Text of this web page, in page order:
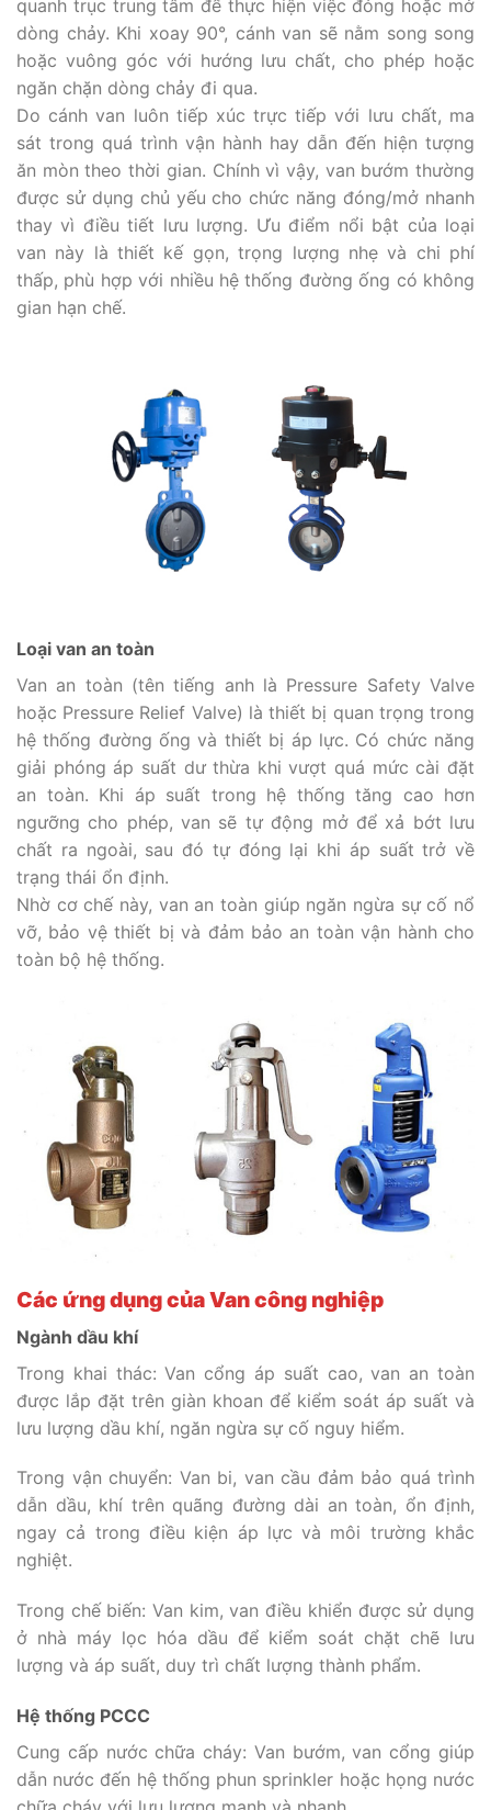
quanh trục trung tâm để thực hiện việc đóng hoặc mở
dòng chảy. Khi xoay 90°, cánh van sẽ nằm song song
hoặc vuông góc với hướng lưu chất, cho phép hoặc
ngăn chặn dòng chảy đi qua.
Do cánh van luôn tiếp xúc trực tiếp với lưu chất, ma
sát trong quá trình vận hành hay dẫn đến hiện tượng
ăn mòn theo thời gian. Chính vì vậy, van bướm thường
được sử dụng chủ yếu cho chức năng đóng/mở nhanh
thay vì điều tiết lưu lượng. Ưu điểm nổi bật của loại
van này là thiết kế gọn, trọng lượng nhẹ và chi phí
thấp, phù hợp với nhiều hệ thống đường ống có không
gian hạn chế.
Loại van an toàn
Van an toàn (tên tiếng anh là Pressure Safety Valve
hoặc Pressure Relief Valve) là thiết bị quan trọng trong
hệ thống đường ống và thiết bị áp lực. Có chức năng
giải phóng áp suất dư thừa khi vượt quá mức cài đặt
an toàn. Khi áp suất trong hệ thống tăng cao hơn
ngưỡng cho phép, van sẽ tự động mở để xả bớt lưu
chất ra ngoài, sau đó tự đóng lại khi áp suất trở về
trạng thái ổn định.
Nhờ cơ chế này, van an toàn giúp ngăn ngừa sự cố nổ
vỡ, bảo vệ thiết bị và đảm bảo an toàn vận hành cho
toàn bộ hệ thống.
Các ứng dụng của Van công nghiệp
Ngành dầu khí
Trong khai thác: Van cổng áp suất cao, van an toàn
được lắp đặt trên giàn khoan để kiểm soát áp suất và
lưu lượng dầu khí, ngăn ngừa sự cố nguy hiểm.
Trong vận chuyển: Van bi, van cầu đảm bảo quá trình
dẫn dầu, khí trên quãng đường dài an toàn, ổn định,
ngay cả trong điều kiện áp lực và môi trường khắc
nghiệt.
Trong chế biến: Van kim, van điều khiển được sử dụng
ở nhà máy lọc hóa dầu để kiểm soát chặt chẽ lưu
lượng và áp suất, duy trì chất lượng thành phẩm.
Hệ thống PCCC
Cung cấp nước chữa cháy: Van bướm, van cổng giúp
dẫn nước đến hệ thống phun sprinkler hoặc họng nước